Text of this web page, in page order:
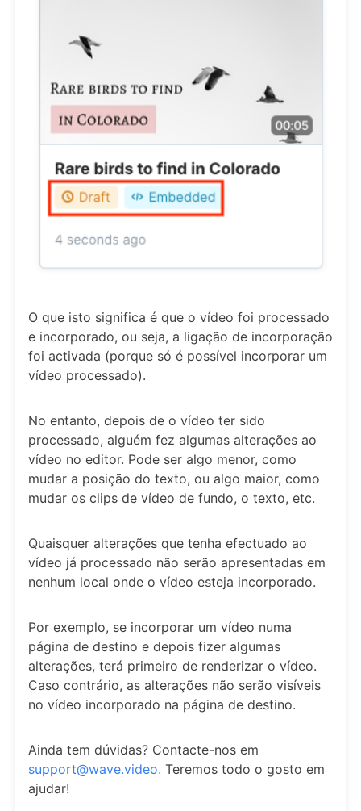
O que isto significa é que o vídeo foi processado
e incorporado, ou seja, a ligação de incorporação
foi activada (porque só é possível incorporar um
vídeo processado).
No entanto, depois de o vídeo ter sido
processado, alguém fez algumas alterações ao
vídeo no editor. Pode ser algo menor, como
mudar a posição do texto, ou algo maior, como
mudar os clips de vídeo de fundo, o texto, etc.
Quaisquer alterações que tenha efectuado ao
vídeo já processado não serão apresentadas em
nenhum local onde o vídeo esteja incorporado.
Por exemplo, se incorporar um vídeo numa
página de destino e depois fizer algumas
alterações, terá primeiro de renderizar o vídeo.
Caso contrário, as alterações não serão visíveis
no vídeo incorporado na página de destino.
Ainda tem dúvidas? Contacte-nos em
support@wave.video. Teremos todo o gosto em
ajudar!